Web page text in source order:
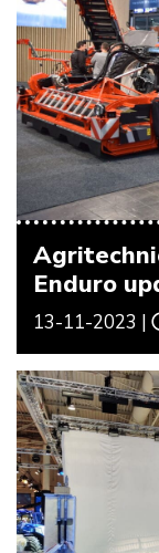
Enduro
13-11-2023 |